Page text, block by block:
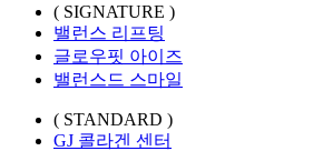
( SIGNATURE )
밸런스 리프팅
글로우핏 아이즈
밸런스드 스마일
( STANDARD )
GJ 콜라겐 센터